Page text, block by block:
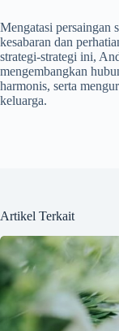
Mengatasi persaingan
kesabaran dan
strategi-strategi ini,
mengembangkan
harmonis, serta
keluarga.
Artikel Terkait